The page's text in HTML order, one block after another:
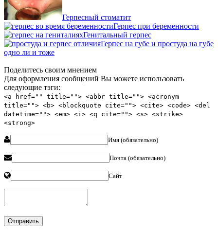
Герпесный стоматит
Герпес при беременности
Генитальный герпес
Герпес на губе и простуда на губе
одно ли и тоже
Поделитесь своим мнением
Для оформления сообщений Вы можете использовать
следующие тэги:
<a href="" title=""> <abbr title=""> <acronym
title=""> <b> <blockquote cite=""> <cite> <code> <del
datetime=""> <em> <i> <q cite=""> <s> <strike>
<strong>
Имя (обязательно)
Почта (обязательно)
Сайт